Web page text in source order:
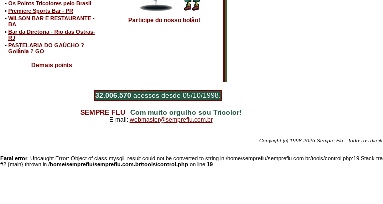
• Os Points Tricolores pelo Brasil
• Premiere Sports Bar - PR
• WILSON BAR E RESTAURANTE -
BA
• Bar da Diretoria - Rio das Ostras-
RJ
• PASTELARIA DO GAÚCHO ?
Goiânia ? GO
Demais points
Participe do nosso bolão!
32.006.570 acessos desde 05/10/1998.
SEMPRE FLU- Com muito orgulho sou Tricolor!
E-mail: webmaster@sempreflu.com.br
Copyright (c) 1998-2026 Sempre Flu - Todos os
Fatal error: Uncaught Error: Object of class mysqli_result could not be converted to string in /home/sempreflu/sempreflu.com.br/tools/control.php:19 Stack
#2 {main} thrown in /home/sempreflu/sempreflu.com.br/tools/control.php on line 19